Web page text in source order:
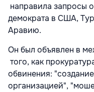
направила запросы
демократа в США,
Аравию.
Он был объявлен в
того, как
обвинения:
организацией",